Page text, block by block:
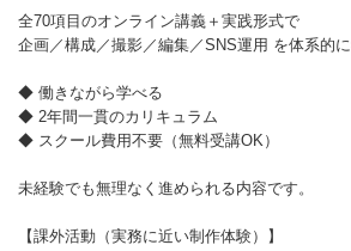
全70項目のオンライン講義＋実践形式で
企画／構成／撮影／編集／SNS運用 を体系的に
◆ 働きながら学べる
◆ 2年間一貫のカリキュラム
◆ スクール費用不要（無料受講OK）
未経験でも無理なく進められる内容です。
【課外活動（実務に近い制作体験）】